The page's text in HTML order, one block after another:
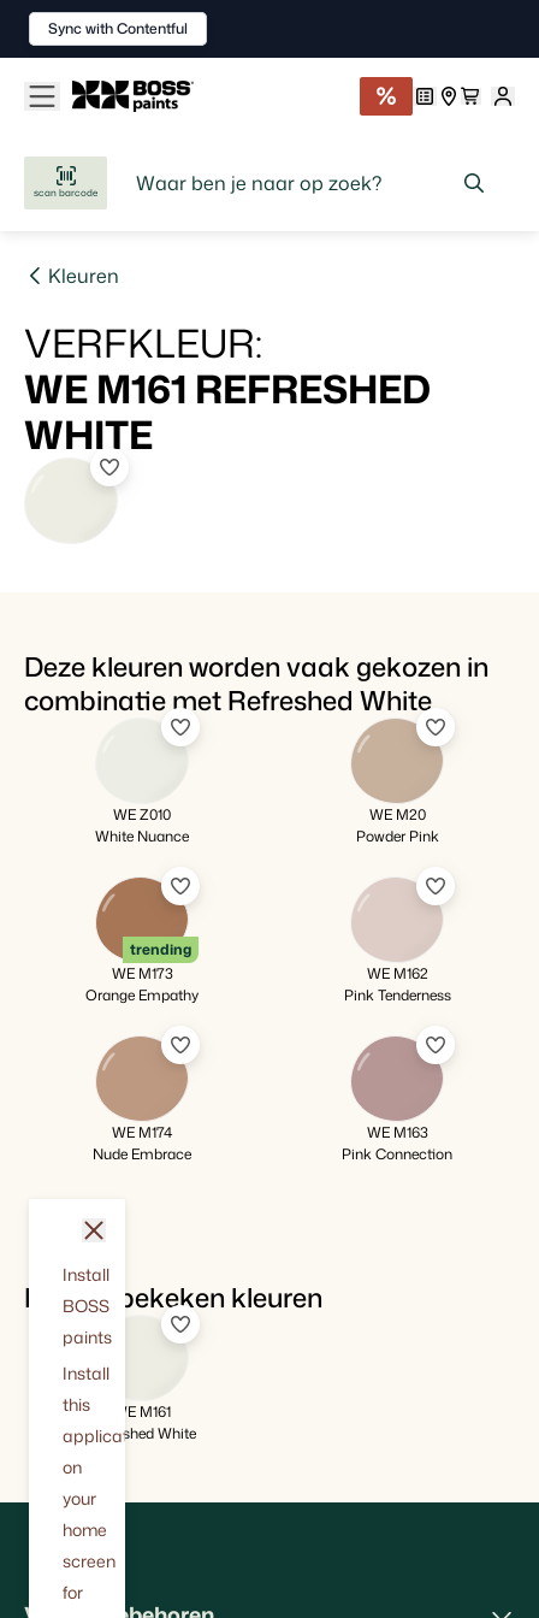
scan barcode
Kleuren
VERFKLEUR:
WE M161 REFRESHED
WHITE
Deze kleuren worden vaak gekozen in
combinatie met Refreshed White
WE Z010
White Nuance
WE M20
Powder Pink
trending
WE M173
Orange Empathy
WE M162
Pink Tenderness
WE M174
Nude Embrace
WE M163
Pink Connection
Recent bekeken kleuren
WE M161
Refreshed White
Install
BOSS
paints
Install
this
application
on
your
home
screen
for
sluit
Sync with Contentful